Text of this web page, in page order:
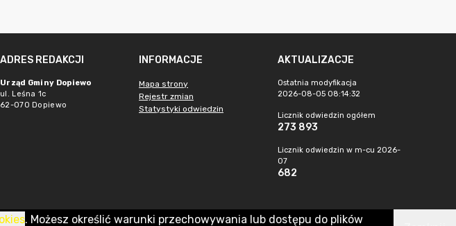
ADRES REDAKCJI
Urząd Gminy Dopiewo
ul. Leśna 1c
62-070 Dopiewo
INFORMACJE
Mapa strony
Rejestr zmian
Statystyki odwiedzin
AKTUALIZACJE
Ostatnia modyfikacja
2026-08-05 08:14:32
Licznik odwiedzin ogółem
273 893
Licznik odwiedzin w m-cu 2026-
07
682
. Możesz określić warunki przechowywania lub dostępu do plików